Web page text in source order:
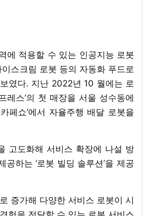
에 적용할 수 있는 인공지능 로봇
스크림 로봇 등의 자동화 푸드로
였다. 지난 2022년 10 월에는 로
레스’의 첫 매장을 서울 성수동에
페쇼’에서 자율주행 배달 로봇을
고도화해 서비스 확장에 나설 방
하는 ‘로봇 빌딩 솔루션’을 제공
증가해 다양한 서비스 로봇이 시